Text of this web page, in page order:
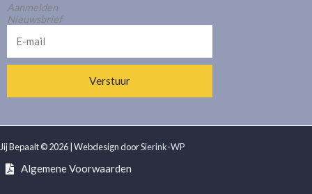
Aanmelden
Nieuwsbrief
mail
Verstuur
Jij Bepaalt © 2026 | Webdesign doorSierink-WP
Algemene Voorwaarden